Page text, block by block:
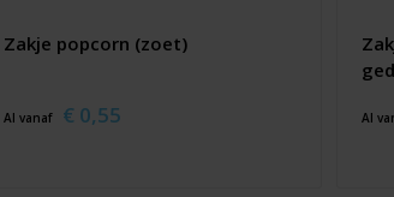
Zakje popcorn (zoet)
Al vanaf € 0,55 Al